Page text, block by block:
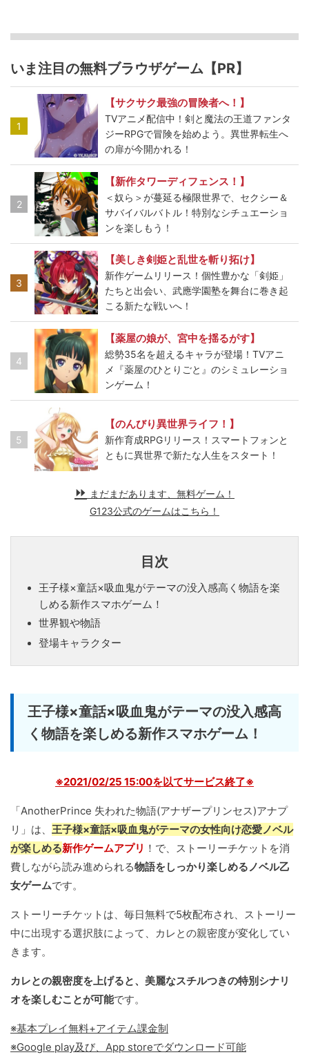
いま注目の無料ブラウザゲーム【PR】
1
【サクサク最強の冒険者へ！】
TVアニメ配信中！剣と魔法の王道ファンタ
ジーRPGで冒険を始めよう。異世界転生へ
の扉が今開かれる！
2
【新作タワーディフェンス！】
＜奴ら＞が蔓延る極限世界で、セクシー＆
サバイバルバトル！特別なシチュエーショ
ンを楽しもう！
3
【美しき剣姫と乱世を斬り拓け】
新作ゲームリリース！個性豊かな「剣姫」
たちと出会い、武應学園塾を舞台に巻き起
こる新たな戦いへ！
4
【薬屋の娘が、宮中を揺るがす】
総勢35名を超えるキャラが登場！TVアニ
メ『薬屋のひとりごと』のシミュレーショ
ンゲーム！
5
【のんびり異世界ライフ！】
新作育成RPGリリース！スマートフォンと
ともに異世界で新たな人生をスタート！
まだまだあります、無料ゲーム！
G123公式のゲームはこちら！
目次
王子様×童話×吸血鬼がテーマの没入感高く物語を楽
しめる新作スマホゲーム！
世界観や物語
登場キャラクター
王子様×童話×吸血鬼がテーマの没入感高
く物語を楽しめる新作スマホゲーム！
※2021/02/25 15:00を以てサービス終了※
「AnotherPrince 失われた物語(アナザープリンセス)アナプ
リ」は、 王子様×童話×吸血鬼がテーマの女性向け恋愛ノベル
が楽しめる新作ゲームアプリ ！で、ストーリーチケットを消
費しながら読み進められる物語をしっかり楽しめるノベル乙
女ゲームです。
ストーリーチケットは、毎日無料で5枚配布され、ストーリー
中に出現する選択肢によって、カレとの親密度が変化してい
きます。
カレとの親密度を上げると、美麗なスチルつきの特別シナリ
オを楽しむことが可能です。
※基本プレイ無料+アイテム課金制
※Google play及び、App storeでダウンロード可能